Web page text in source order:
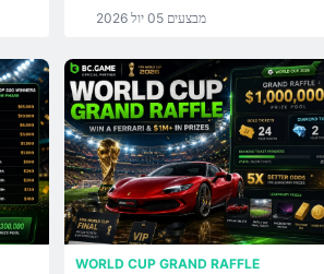
מבצעים 05 יול 2026
WORLD CUP GRAND RAFFLE